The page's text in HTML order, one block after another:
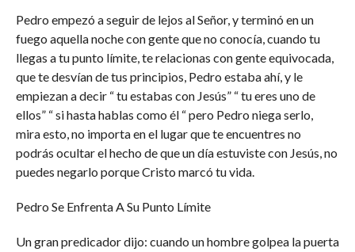
Pedro empezó a seguir de lejos al Señor, y terminó en un
fuego aquella noche con gente que no conocía, cuando tu
llegas a tu punto límite, te relacionas con gente equivocada,
que te desvían de tus principios, Pedro estaba ahí, y le
empiezan a decir “ tu estabas con Jesús” “ tu eres uno de
ellos” “ si hasta hablas como él “ pero Pedro niega serlo,
mira esto, no importa en el lugar que te encuentres no
podrás ocultar el hecho de que un día estuviste con Jesús, no
puedes negarlo porque Cristo marcó tu vida.
Pedro Se Enfrenta A Su Punto Límite
Un gran predicador dijo: cuando un hombre golpea la puerta